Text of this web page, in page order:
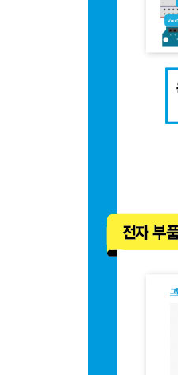
4.3 변수나 값
4.4 변수를 사용
4.5 조건을 사
4.6 break 문 사용
4.7 프로그램
6 자주 사용하는
6.1 배열
6.2 구조체
6.4 시간 제어 함
6.5 아두이노의